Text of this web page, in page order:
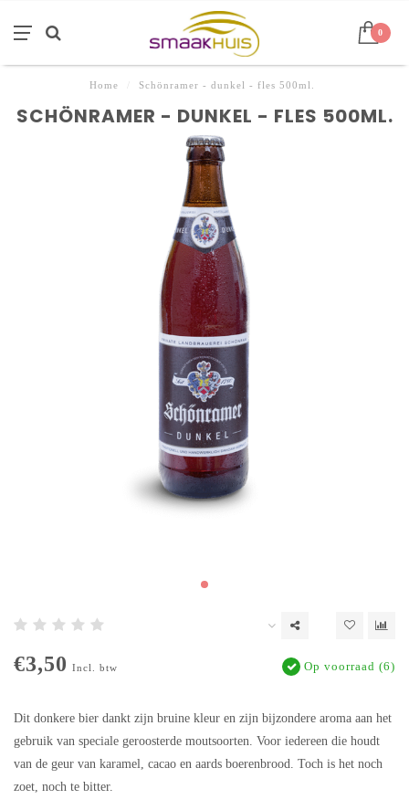
0
Home Schönramer - dunkel - fles 500ml.
SCHÖNRAMER - DUNKEL - FLES 500ML.
€3,50 Incl. btw Op voorraad (6)
Dit donkere bier dankt zijn bruine kleur en zijn bijzondere aroma aan het
gebruik van speciale geroosterde moutsoorten. Voor iedereen die houdt
van de geur van karamel, cacao en aards boerenbrood. Toch is het noch
zoet, noch te bitter.